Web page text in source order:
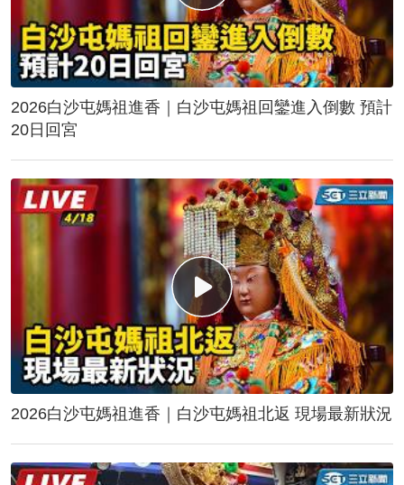
2026白沙屯媽祖進香｜白沙屯媽祖回鑾進入倒數 預計
20日回宮
2026白沙屯媽祖進香｜白沙屯媽祖北返 現場最新狀況